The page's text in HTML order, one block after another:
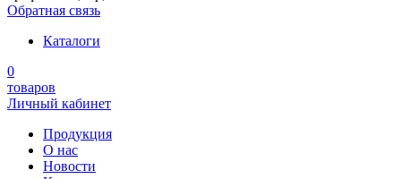
Обратная связь
Каталоги
0
товаров
Личный кабинет
Продукция
О нас
Новости